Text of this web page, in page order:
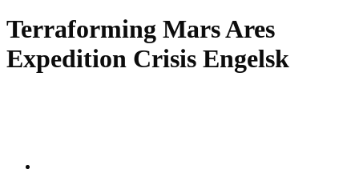
Terraforming Mars Ares
Expedition Crisis Engelsk